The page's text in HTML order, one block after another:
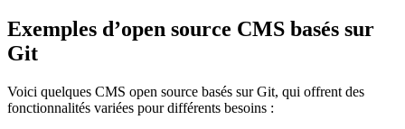
Exemples d’open source CMS basés sur
Git
Voici quelques CMS open source basés sur Git, qui offrent des
fonctionnalités variées pour différents besoins :